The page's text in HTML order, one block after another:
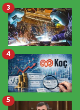
3
4
5